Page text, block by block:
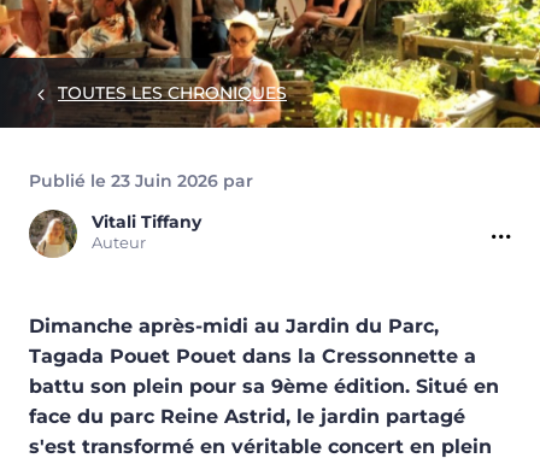
TOUTES LES CHRONIQUES
Dimanche après-midi au Jardin du Parc,
Tagada Pouet Pouet dans la Cressonnette a
battu son plein pour sa 9ème édition. Situé en
face du parc Reine Astrid, le jardin partagé
s'est transformé en véritable concert en plein
Publié le 23 Juin 2026 par
Vitali Tiffany
Auteur